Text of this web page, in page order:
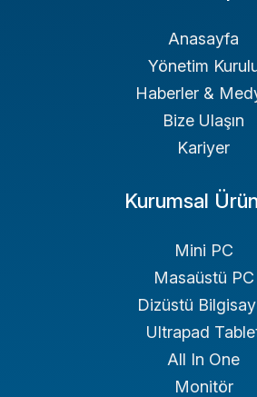
Anasayfa
Yönetim
Haberler &
Bize Ulaşın
Kariyer
Kurumsal
Mini PC
Masaüstü PC
Dizüstü
Ultrapad
All In One
Monitör